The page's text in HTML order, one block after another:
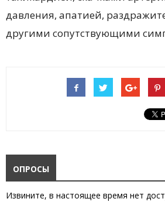
давления, апатией,
другими сопутствующими
ОПРОСЫ
Извините, в настоящее время нет